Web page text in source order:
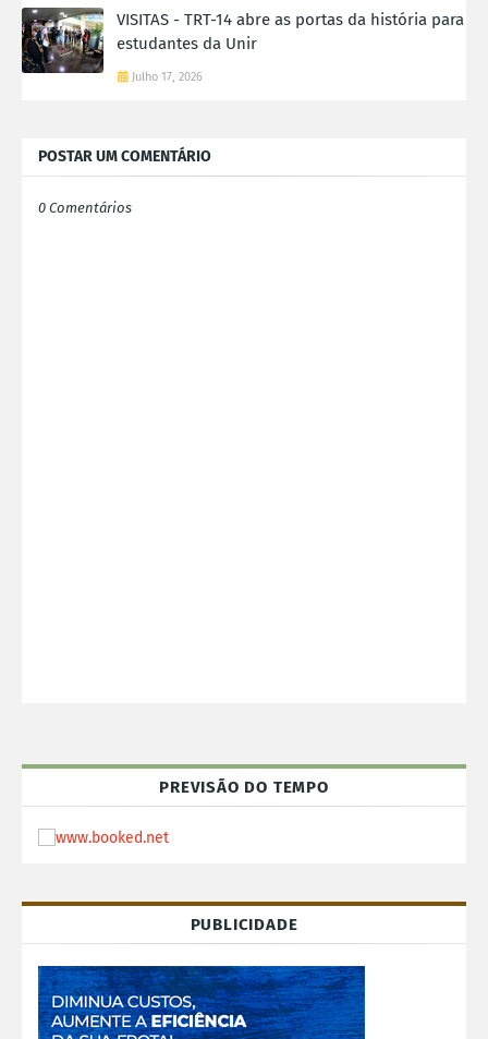
VISITAS - TRT-14 abre as portas da história para
estudantes da Unir
Julho 17, 2026
POSTAR UM COMENTÁRIO
0 Comentários
PREVISÃO DO TEMPO
PUBLICIDADE